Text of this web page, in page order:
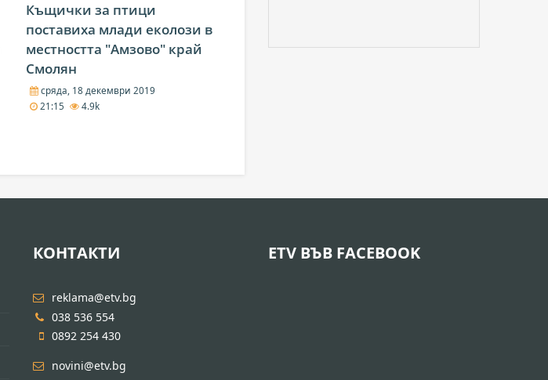
Къщички за птици
поставиха млади еколози в
местността "Амзово" край
Смолян
сряда, 18 декември 2019
21:15
4.9k
КОНТАКТИ
reklama@etv.bg
038 536 554
0892 254 430
novini@etv.bg
ETV ВЪВ FACEBOOK